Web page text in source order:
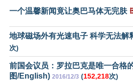
一个温馨新闻竟让奥巴马体无完肤
地球磁场外有光速电子 科学无法解
次)
前国会议员：罗拉巴克是唯一合格
图/English) 2016/12/3 (152,218次)